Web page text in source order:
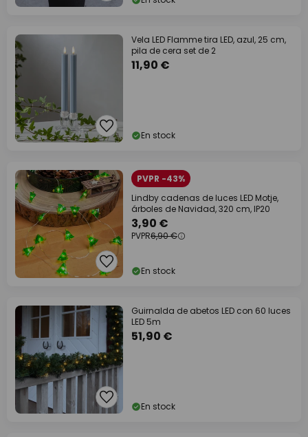
Vela LED Flamme tira LED, azul, 25 cm,
pila de cera set de 2
11,90 €
En stock
PVPR -43%
Lindby cadenas de luces LED Motje,
árboles de Navidad, 320 cm, IP20
3,90 €
PVPR6,90 €
En stock
Guirnalda de abetos LED con 60 luces
LED 5m
51,90 €
En stock